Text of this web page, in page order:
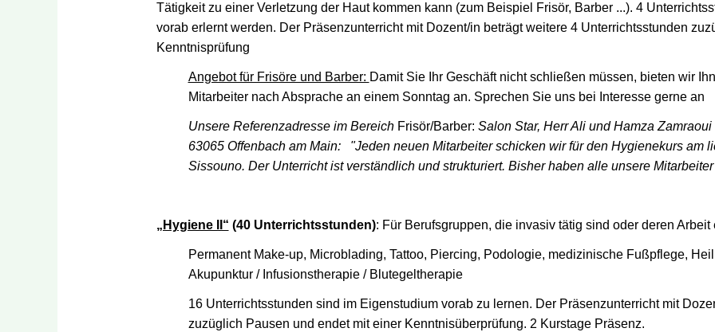
Tätigkeit zu einer Verletzung der Haut kommen kann (zum Beispiel Frisör, Barber ...). 4
vorab erlernt werden. Der Präsenzunterricht mit Dozent/in beträgt weitere 4 Unterrichtsstunden
Kenntnisprüfung
Angebot für Frisöre und Barber: Damit Sie Ihr Geschäft nicht schließen müssen, bieten wir
Mitarbeiter nach Absprache an einem Sonntag an. Sprechen Sie uns bei Interesse gerne an
Unsere Referenzadresse im BereichFrisör/Barber: Salon Star, Herr Ali und Hamza
63065 Offenbach am Main: "Jeden neuen Mitarbeiter schicken wir für den Hygienekurs am
Sissouno. Der Unterricht ist verständlich und strukturiert. Bisher haben alle unsere
„Hygiene II“ (40 Unterrichtsstunden): Für Berufsgruppen, die invasiv tätig sind oder deren
Permanent Make-up, Microblading, Tattoo, Piercing, Podologie, medizinische Fußpflege,
Akupunktur / Infusionstherapie / Blutegeltherapie
16 Unterrichtsstunden sind im Eigenstudium vorab zu lernen. Der Präsenzunterricht mit
zuzüglich Pausen und endet mit einer Kenntnisüberprüfung. 2 Kurstage Präsenz.